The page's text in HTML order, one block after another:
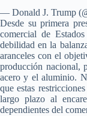
— Donald J. Trump
Desde su primera
comercial de
debilidad en la
aranceles con el
producción nacional,
acero y el aluminio.
que estas
largo plazo al
dependientes del